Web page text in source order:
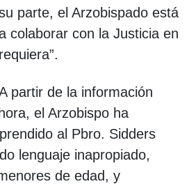
parte, el Arzobispado está
colaborar con la Justicia en
partir de la información
el Arzobispo ha
al Pbro. Sidders
lenguaje inapropiado,
de edad, y